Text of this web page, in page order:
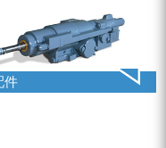
零配件
锚固钻机系列
FY水井钻车系列
件